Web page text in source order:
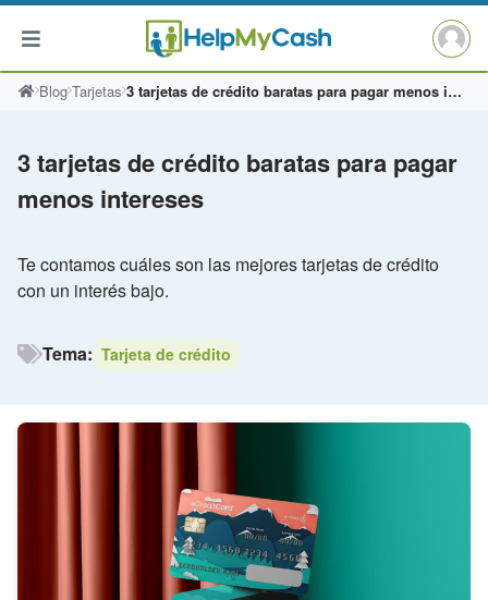
SaltarBlog Tarjetas 3 tarjetas de crédito baratas para pagar menos intereses
3 tarjetas de crédito baratas para pagar
menos intereses
Te contamos cuáles son las mejores tarjetas de crédito
con un interés bajo.
Tema: Tarjeta de crédito